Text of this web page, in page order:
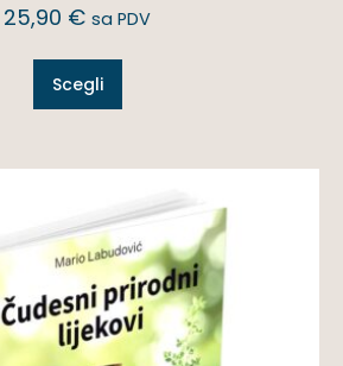
25,90 € sa PDV
Scegli